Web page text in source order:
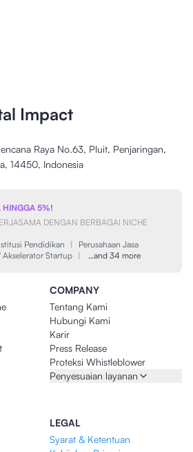
Impact
Raya No.63, Pluit, Penjaringan,
14450, Indonesia
HINGGA 5%!
DENGAN BERBAGAI NICHE
Pendidikan |
Perusahaan Jasa
Startup | …and 34 more
COMPANY
Tentang Kami
Hubungi Kami
Karir
Press Release
Proteksi Whistleblower
Penyesuaian layanan
LEGAL
Syarat & Ketentuan